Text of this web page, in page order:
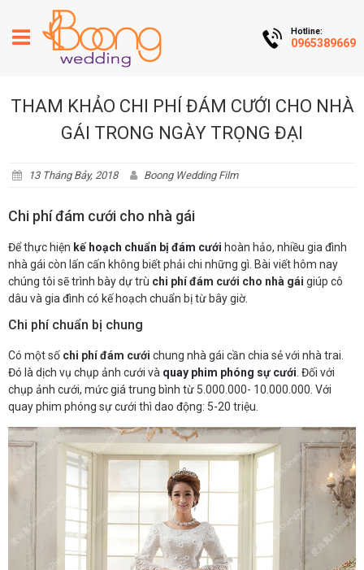
Hotline:
0965389669
THAM KHẢO CHI PHÍ ĐÁM CƯỚI CHO NHÀ
GÁI TRONG NGÀY TRỌNG ĐẠI
13 Tháng Bảy, 2018 Boong Wedding Film
Chi phí đám cưới cho nhà gái
Để thực hiện kế hoạch chuẩn bị đám cưới hoàn hảo, nhiều gia đình
nhà gái còn lấn cấn không biết phải chi những gì. Bài viết hôm nay
chúng tôi sẽ trình bày dự trù chi phí đám cưới cho nhà gái giúp cô
dâu và gia đình có kế hoạch chuẩn bị từ bây giờ.
Chi phí chuẩn bị chung
Có một số chi phí đám cưới chung nhà gái cần chia sẻ với nhà trai.
Đó là dịch vụ chụp ảnh cưới và quay phim phóng sự cưới . Đối với
chụp ảnh cưới, mức giá trung bình từ 5.000.000- 10.000.000. Với
quay phim phóng sự cưới thì dao động: 5-20 triệu.